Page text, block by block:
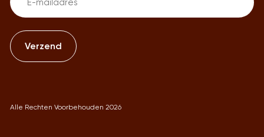
(Vereist)
Alle Rechten Voorbehouden 2026